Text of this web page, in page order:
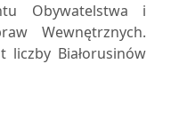
Obywatelstwa i
Wewnętrznych.
Białorusinów